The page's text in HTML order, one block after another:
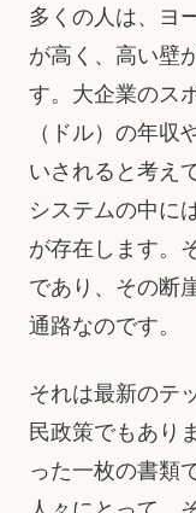
多くの人は、ヨ
が高く、高い壁
す。大企業のス
（ドル）の年
いされると考え
システムの中に
が存在します。
であり、その断
通路なのです。
それは最新のテ
民政策でもあり
った一枚の書類